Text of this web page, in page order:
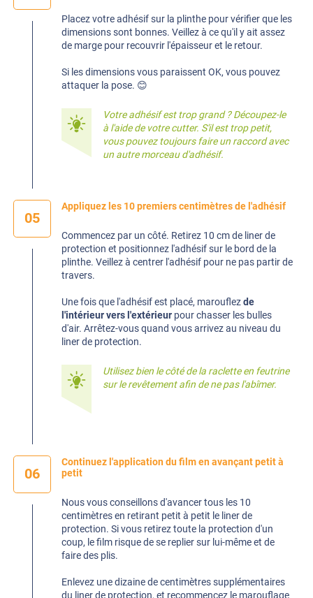
Placez votre adhésif sur la plinthe pour vérifier que les
dimensions sont bonnes. Veillez à ce qu'il y ait assez
de marge pour recouvrir l'épaisseur et le retour.
Si les dimensions vous paraissent OK, vous pouvez
attaquer la pose. 😊
Votre adhésif est trop grand ? Découpez-le
à l'aide de votre cutter. S'il est trop petit,
vous pouvez toujours faire un raccord avec
un autre morceau d'adhésif.
05
Appliquez les 10 premiers centimètres de l'adhésif
Commencez par un côté. Retirez 10 cm de liner de
protection et positionnez l'adhésif sur le bord de la
plinthe. Veillez à centrer l'adhésif pour ne pas partir de
travers.
Une fois que l'adhésif est placé, marouflezde
l'intérieur vers l'extérieur pour chasser les bulles
d'air. Arrêtez-vous quand vous arrivez au niveau du
liner de protection.
Utilisez bien le côté de la raclette en feutrine
sur le revêtement afin de ne pas l'abîmer.
06
Continuez l'application du film en avançant petit à
petit
Nous vous conseillons d'avancer tous les 10
centimètres en retirant petit à petit le liner de
protection. Si vous retirez toute la protection d'un
coup, le film risque de se replier sur lui-même et de
faire des plis.
Enlevez une dizaine de centimètres supplémentaires
du liner de protection, et recommencez le marouflage